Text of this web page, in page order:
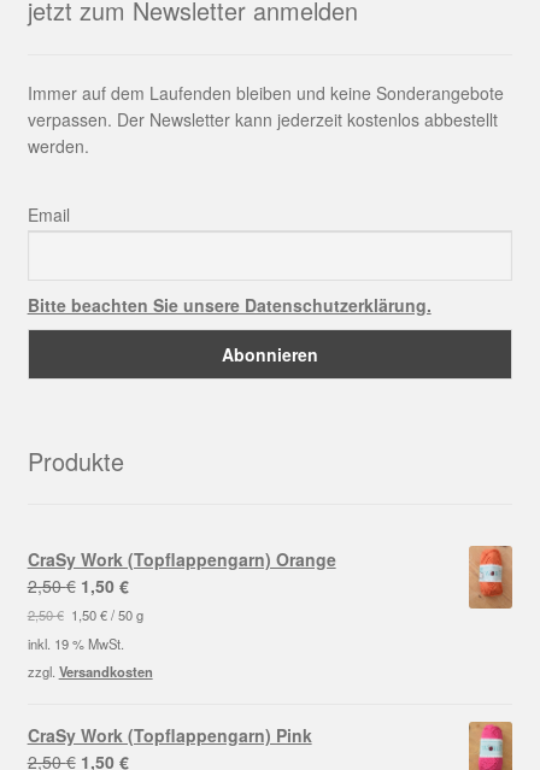
jetzt zum Newsletter anmelden
Immer auf dem Laufenden bleiben und keine Sonderangebote
verpassen. Der Newsletter kann jederzeit kostenlos abbestellt
werden.
Email
Bitte beachten Sie unsere Datenschutzerklärung.
Produkte
CraSy Work (Topflappengarn) Orange
2,50€ Ursprünglicher
Preis
war:
2,50 €
1,50 €Aktueller
Preis
1,50 €.
2,50€ 1,50€/50 g
inkl. 19 % MwSt.
zzgl. Versandkosten
CraSy Work (Topflappengarn) Pink
2,50€ Ursprünglicher
1,50 €Aktueller